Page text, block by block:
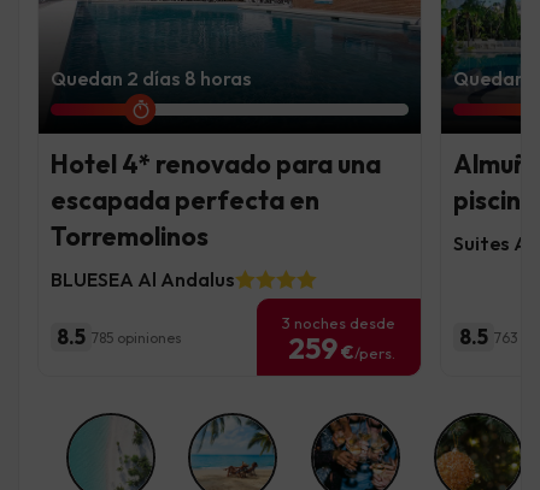
Quedan 2 días 8 horas
Hotel 4* renovado para una
escapada perfecta en
Torremolinos
BLUESEA Al Andalus
8.5 785 opiniones
3 noches desde
259€/pers.
Quedan
Suites
8.5 763